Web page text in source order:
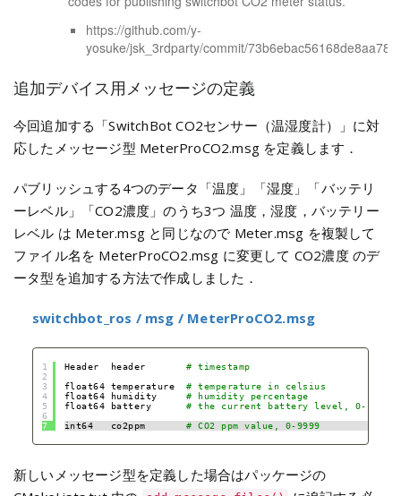
https://github.com/y-
yosuke/jsk_3rdparty/commit/
追加デバイス用メッセージの定義
今回追加する「SwitchBot CO2センサー（温湿度計）」に対
応したメッセージ型 MeterProCO2.msg を定義します．
パブリッシュする4つのデータ「温度」「湿度」「バッテリ
ーレベル」「CO2濃度」のうち3つ 温度，湿度，バッテリー
レベル は Meter.msg と同じなので Meter.msg を複製して
ファイル名を MeterProCO2.msg に変更して CO2濃度 のデ
ータ型を追加する方法で作成しました．
switchbot_ros / msg / MeterProCO2.msg
1
2
3
4
5
6
7
Header  header # timestamp
float64 temperature # temperature in celsius
float64 humidity # humidity percentage
float64 battery # the current battery level, 0-100
int64   co2ppm # CO2 ppm value, 0-9999
新しいメッセージ型を定義した場合はパッケージの